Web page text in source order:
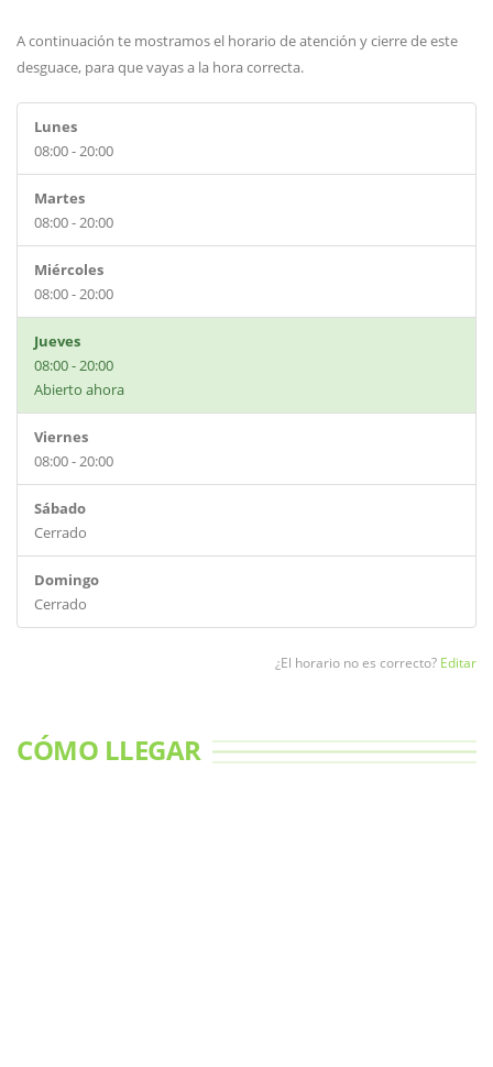
A continuación te mostramos el horario de atención y cierre de este
desguace, para que vayas a la hora correcta.
Lunes
08:00 - 20:00
Martes
08:00 - 20:00
Miércoles
08:00 - 20:00
Jueves
08:00 - 20:00
Abierto ahora
Viernes
08:00 - 20:00
Sábado
Cerrado
Domingo
Cerrado
¿El horario no es correcto? Editar
CÓMO LLEGAR